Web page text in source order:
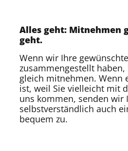
Alles geht: Mitnehmen
geht.
Wenn wir Ihre
zusammengestellt haben,
gleich mitnehmen. Wenn
ist, weil Sie vielleicht mit
uns kommen, senden wir
selbstverständlich auch
bequem zu.